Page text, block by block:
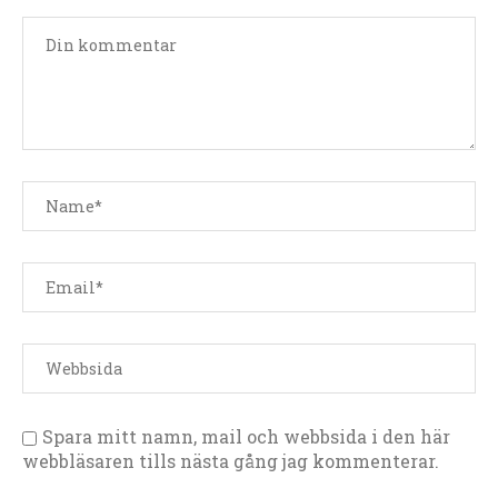
Spara mitt namn, mail och webbsida i den här
webbläsaren tills nästa gång jag kommenterar.